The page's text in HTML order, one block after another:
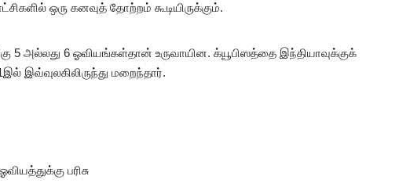
ஒரு கனவுத் தோற்றம் கூடியிருக்கும்.
அல்லது 6 ஓவியங்கள்தான் உருவாயின. க்யூபிஸத்தை இந்தியாவுக்குக்
இவ்வுலகிலிருந்து மறைந்தார்.
பரிசு